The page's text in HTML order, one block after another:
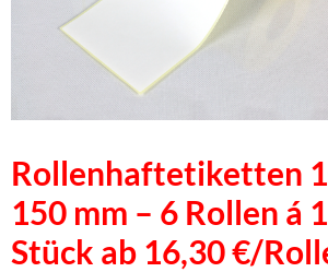
Rollenhaftetiketten
150 mm – 6 Rollen á
Stück ab 16,30 €/